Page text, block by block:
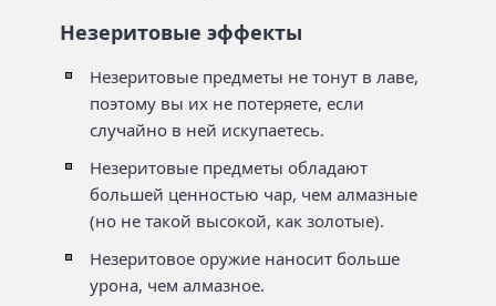
Незеритовые эффекты
Незеритовые предметы не тонут в лаве,
поэтому вы их не потеряете, если
случайно в ней искупаетесь.
Незеритовые предметы обладают
большей ценностью чар, чем алмазные
(но не такой высокой, как золотые).
Незеритовое оружие наносит больше
урона, чем алмазное.